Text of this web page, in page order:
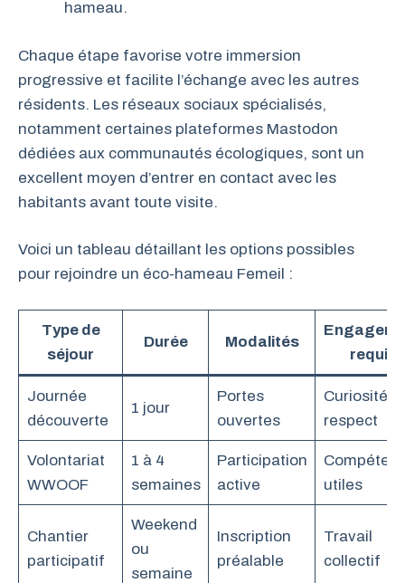
hameau.
Chaque étape favorise votre immersion
progressive et facilite l’échange avec les autres
résidents. Les réseaux sociaux spécialisés,
notamment certaines plateformes Mastodon
dédiées aux communautés écologiques, sont un
excellent moyen d’entrer en contact avec les
habitants avant toute visite.
Voici un tableau détaillant les options possibles
pour rejoindre un éco-hameau Femeil :
Type de
séjour
Durée Modalités
requis
Journée
découverte
1 jour
Portes
ouvertes
Curiosité et
respect
Volontariat
WWOOF
1 à 4
semaines
Participation
active
utiles
Chantier
participatif
Weekend
ou
semaine
Inscription
préalable
Travail
collectif